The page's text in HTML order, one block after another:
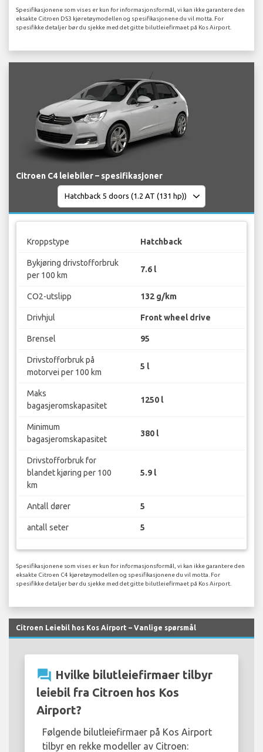
Spesifikasjonene som vises er kun for informasjonsformål, vi kan ikke garantere den
eksakte Citroen DS3 kjøretøymodellen og spesifikasjonene du vil motta. For
spesifikke detaljer bør du sjekke med det gitte bilutleiefirmaet på Kos Airport.
Citroen C4 leiebiler – spesifikasjoner
Kroppstype Hatchback
Bykjøring drivstofforbruk
per 100 km
7.6 l
CO2-utslipp 132 g/km
Drivhjul Front wheel drive
Brensel 95
Drivstofforbruk på
motorvei per 100 km
5 l
Maks
bagasjeromskapasitet
1250 l
Minimum
bagasjeromskapasitet
380 l
Drivstofforbruk for
blandet kjøring per 100
km
5.9 l
Antall dører 5
antall seter 5
Spesifikasjonene som vises er kun for informasjonsformål, vi kan ikke garantere den
eksakte Citroen C4 kjøretøymodellen og spesifikasjonene du vil motta. For
spesifikke detaljer bør du sjekke med det gitte bilutleiefirmaet på Kos Airport.
Citroen Leiebil hos Kos Airport – Vanlige spørsmål
question_answer Hvilke bilutleiefirmaer tilbyr
leiebil fra Citroen hos Kos
Airport?
Følgende bilutleiefirmaer på Kos Airport
tilbyr en rekke modeller av Citroen: